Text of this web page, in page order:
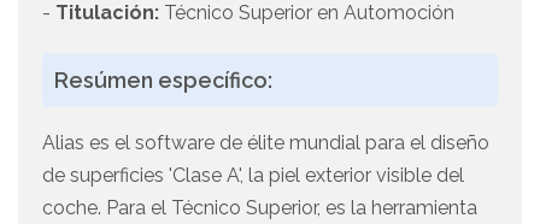
- Titulación: Técnico Superior en Automoción
Resúmen específico:
Alias es el software de élite mundial para el diseño
de superficies 'Clase A', la piel exterior visible del
coche. Para el Técnico Superior, es la herramienta